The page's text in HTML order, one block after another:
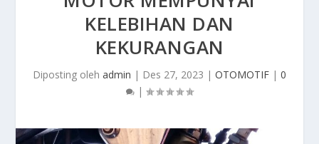
KELEBIHAN DAN
KEKURANGAN
Diposting oleh admin | Des 27, 2023 | OTOMOTIF | 0
|